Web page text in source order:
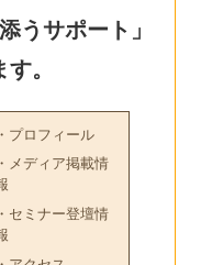
うサポート」
。
・プロフィール
・メディア掲載情
・セミナー登壇情